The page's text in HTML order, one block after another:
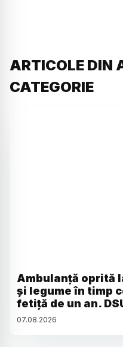
ARTICOLE DIN
CATEGORIE
Ambulanță oprită
și legume în timp
fetiță de un an.
07.08.2026